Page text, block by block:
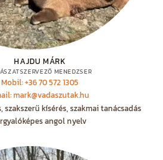
HAJDU MÁRK
MENEDZSER
Mobil: +36 70 572 1305
mark@vadaszutak.hu
kísérés, szakmai tanácsadás
angol nyelv